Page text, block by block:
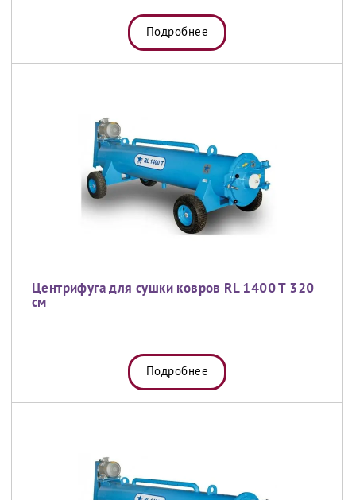
Подробнее
Центрифуга для сушки ковров RL 1400 T 320
см
Подробнее